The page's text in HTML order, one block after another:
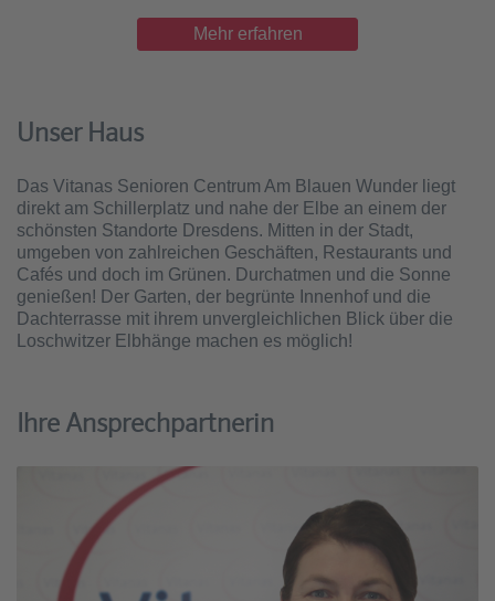
Mehr erfahren
Unser Haus
Das Vitanas Senioren Centrum Am Blauen Wunder liegt
direkt am Schillerplatz und nahe der Elbe an einem der
schönsten Standorte Dresdens. Mitten in der Stadt,
umgeben von zahlreichen Geschäften, Restaurants und
Cafés und doch im Grünen. Durchatmen und die Sonne
genießen! Der Garten, der begrünte Innenhof und die
Dachterrasse mit ihrem unvergleichlichen Blick über die
Loschwitzer Elbhänge machen es möglich!
Ihre Ansprechpartnerin